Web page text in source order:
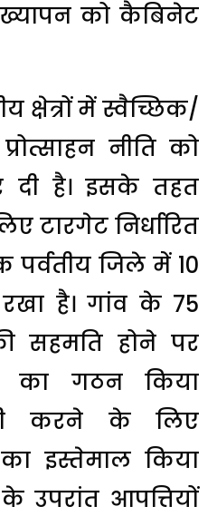
को कैबिनेट
क्षेत्रों में स्वैच्छिक/
नीति को
दी है। इसके तहत
टारगेट निर्धारित
पर्वतीय जिले में 10
है। गांव के 75
सहमति होने पर
का गठन किया
करने के लिए
इस्तेमाल किया
उपरांत आपत्तियों